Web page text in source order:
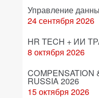
Управление
24 сентября 2026
HR TECH + ИИ
8 октября 2026
COMPENSATION
RUSSIA 2026
15 октября 2026